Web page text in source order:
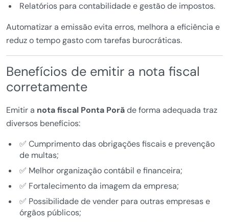
Relatórios para contabilidade e gestão de impostos.
Automatizar a emissão evita erros, melhora a eficiência e
reduz o tempo gasto com tarefas burocráticas.
Benefícios de emitir a nota fiscal
corretamente
Emitir a nota fiscal Ponta Porãde forma adequada traz
diversos benefícios:
✅ Cumprimento das obrigações fiscais e prevenção
de multas;
✅ Melhor organização contábil e financeira;
✅ Fortalecimento da imagem da empresa;
✅ Possibilidade de vender para outras empresas e
órgãos públicos;